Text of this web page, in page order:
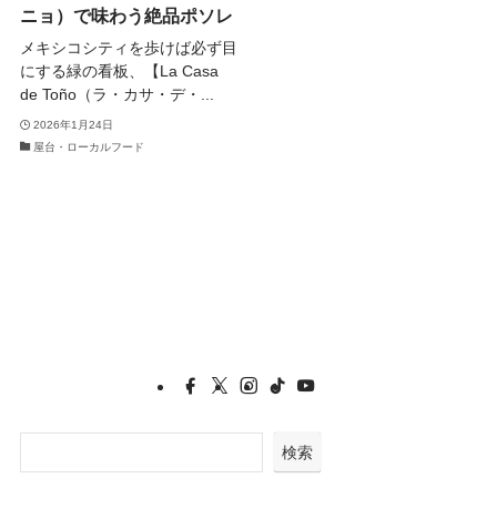
ニョ）で味わう絶品ポソレ
メキシコシティを歩けば必ず目
にする緑の看板、【La Casa
de Toño（ラ・カサ・デ・...
2026年1月24日
屋台・ローカルフード
検索